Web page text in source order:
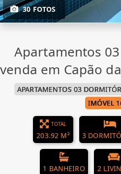
30 FOTOS
Apartamentos
venda em Capão
APARTAMENTOS 03
IMÓVEL
TOTAL
203.92 M² 3
1 BANHEIRO 2